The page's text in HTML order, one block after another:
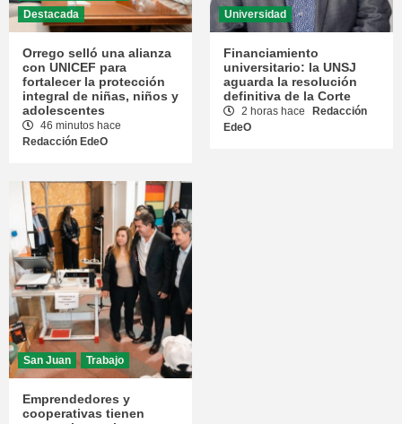
Destacada
Orrego selló una alianza
con UNICEF para
fortalecer la protección
integral de niñas, niños y
adolescentes
46 minutos hace
Redacción EdeO
Universidad
Financiamiento
universitario: la UNSJ
aguarda la resolución
definitiva de la Corte
2 horas hace
Redacción
EdeO
San Juan Trabajo
Emprendedores y
cooperativas tienen